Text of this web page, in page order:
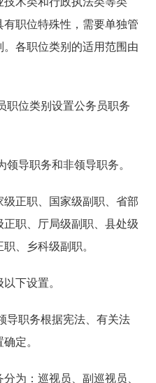
职位特殊性，需要单独管
各职位类别的适用范围由
位类别设置公务员职务
导职务和非领导职务。
正职、国家级副职、省部
职、厅局级副职、县处级
、乡科级副职。
下设置。
职务根据宪法、有关法
定。
：巡视员、副巡视员、